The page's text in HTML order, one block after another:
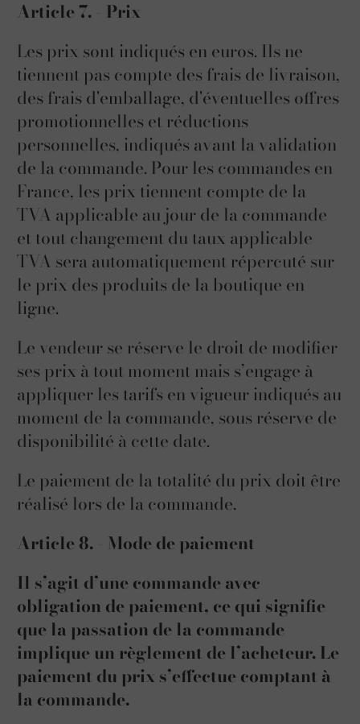
Article 7. - Prix
Les prix sont indiqués en euros. Ils ne
tiennent pas compte des frais de livraison,
des frais d'emballage, d'éventuelles offres
promotionnelles et réductions
personnelles, indiqués avant la validation
de la commande. Pour les commandes en
France, les prix tiennent compte de la
TVA applicable au jour de la commande
et tout changement du taux applicable
TVA sera automatiquement répercuté sur
le prix des produits de la boutique en
ligne.
Le vendeur se réserve le droit de modifier
ses prix à tout moment mais s’engage à
appliquer les tarifs en vigueur indiqués au
moment de la commande, sous réserve de
disponibilité à cette date.
Le paiement de la totalité du prix doit être
réalisé lors de la commande.
Article 8. - Mode de paiement
Il s’agit d’une commande avec
obligation de paiement, ce qui signifie
que la passation de la commande
implique un règlement de l’acheteur. Le
paiement du prix s’effectue comptant à
la commande.